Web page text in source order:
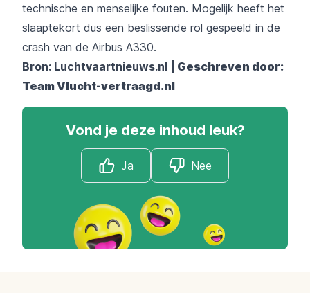
technische en menselijke fouten. Mogelijk heeft het
slaaptekort dus een beslissende rol gespeeld in de
crash van de Airbus A330.
Bron: Luchtvaartnieuws.nl
Geschreven door:
TeamVlucht-vertraagd.nl
Vond je deze inhoud leuk?
Ja Nee